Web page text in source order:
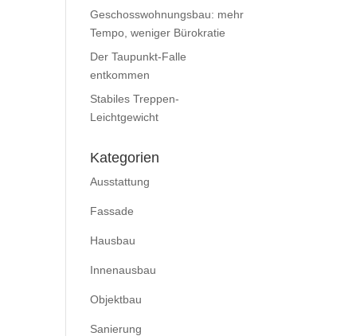
Geschosswohnungsbau: mehr
Tempo, weniger Bürokratie
Der Taupunkt-Falle
entkommen
Stabiles Treppen-
Leichtgewicht
Kategorien
Ausstattung
Fassade
Hausbau
Innenausbau
Objektbau
Sanierung